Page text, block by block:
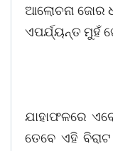
ଆଲୋଚନା ଜୋର
ଏପର୍ଯ୍ୟନ୍ତ ମୁହଁ
ଯାହାଫଳରେ
ତେବେ ଏହି